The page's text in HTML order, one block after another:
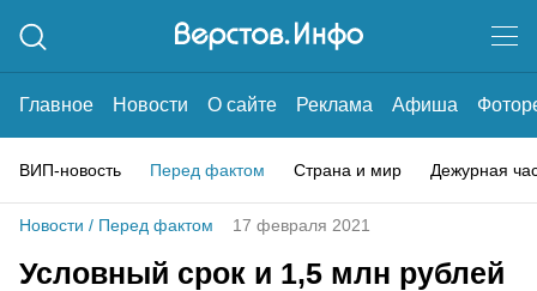
Главное Новости О сайте Реклама Афиша
ВИП-новость Перед фактом Страна и мир Дежурная
Новости / Перед фактом 17 февраля 2021
Условный срок и 1,5 млн рублей